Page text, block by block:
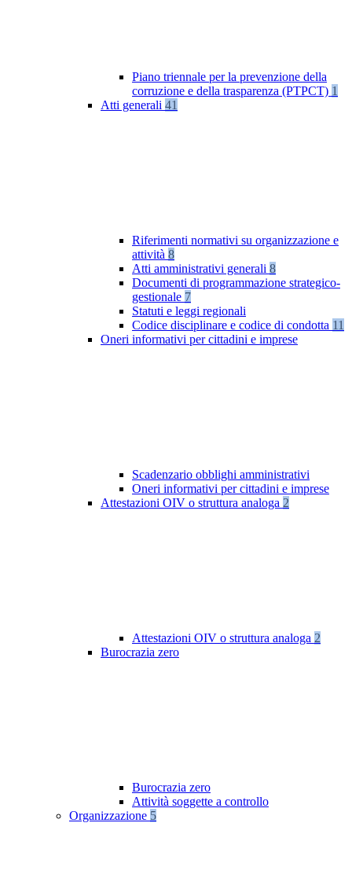
Piano triennale per la prevenzione della
corruzione e della trasparenza (PTPCT) 1
Atti generali 41
Riferimenti normativi su organizzazione e
attività 8
Atti amministrativi generali 8
Documenti di programmazione strategico-
gestionale 7
Statuti e leggi regionali
Codice disciplinare e codice di condotta 11
Oneri informativi per cittadini e imprese
Scadenzario obblighi amministrativi
Oneri informativi per cittadini e imprese
Attestazioni OIV o struttura analoga 2
Attestazioni OIV o struttura analoga 2
Burocrazia zero
Burocrazia zero
Attività soggette a controllo
Organizzazione 5